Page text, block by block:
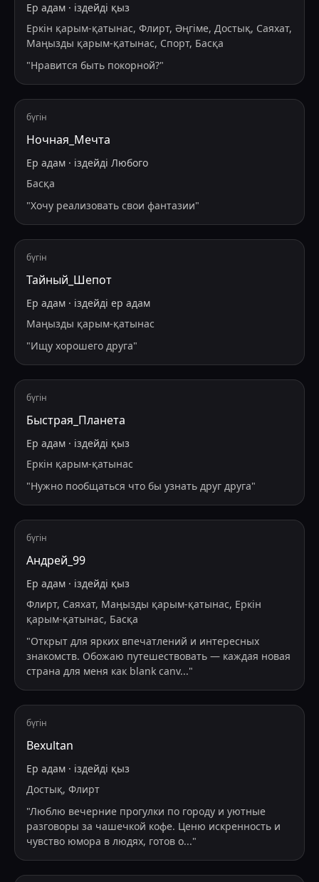
Ер адам · іздейді қыз
Еркін қарым-қатынас, Флирт, Әңгіме, Достық, Саяхат,
Маңызды қарым-қатынас, Спорт, Басқа
"Нравится быть покорной?"
бүгін
Ночная_Мечта
Ер адам · іздейді Любого
Басқа
"Хочу реализовать свои фантазии"
бүгін
Тайный_Шепот
Ер адам · іздейді ер адам
Маңызды қарым-қатынас
"Ищу хорошего друга"
бүгін
Быстрая_Планета
Ер адам · іздейді қыз
Еркін қарым-қатынас
"Нужно пообщаться что бы узнать друг друга"
бүгін
Андрей_99
Ер адам · іздейді қыз
Флирт, Саяхат, Маңызды қарым-қатынас, Еркін
қарым-қатынас, Басқа
"Открыт для ярких впечатлений и интересных
знакомств. Обожаю путешествовать — каждая новая
страна для меня как blank canv..."
бүгін
Bexultan
Ер адам · іздейді қыз
Достық, Флирт
"Люблю вечерние прогулки по городу и уютные
разговоры за чашечкой кофе. Ценю искренность и
чувство юмора в людях, готов о..."